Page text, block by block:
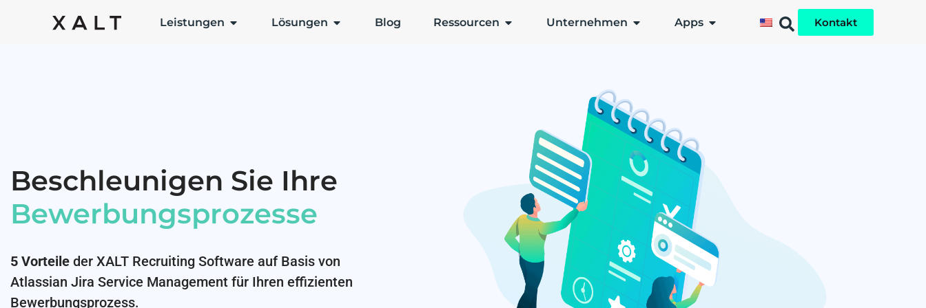
Leistungen Lösungen Blog Ressourcen Unternehmen Apps Kontakt
Beschleunigen Sie Ihre
Bewerbungsprozesse
5 Vorteile der XALT Recruiting Software auf Basis von
Atlassian Jira Service Management für Ihren effizienten
Bewerbungsprozess.